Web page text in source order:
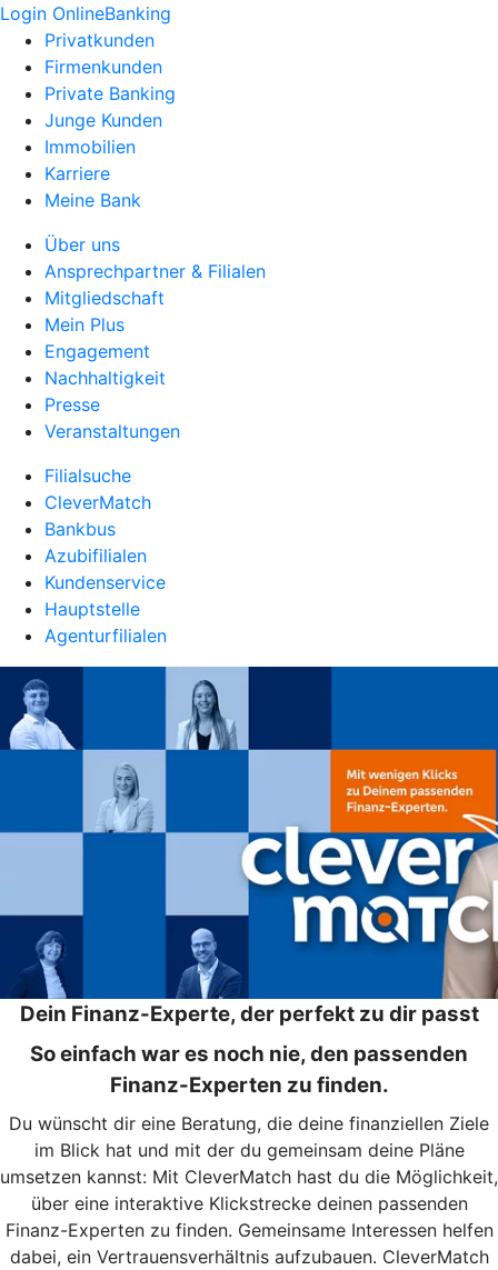
Login OnlineBanking
Privatkunden
Firmenkunden
Private Banking
Junge Kunden
Immobilien
Karriere
Meine Bank
Über uns
Ansprechpartner & Filialen
Mitgliedschaft
Mein Plus
Engagement
Nachhaltigkeit
Presse
Veranstaltungen
Filialsuche
CleverMatch
Bankbus
Azubifilialen
Kundenservice
Hauptstelle
Agenturfilialen
Dein Finanz-Experte, der perfekt zu dir passt
So einfach war es noch nie, den passenden
Finanz-Experten zu finden.
Du wünscht dir eine Beratung, die deine finanziellen Ziele
im Blick hat und mit der du gemeinsam deine Pläne
umsetzen kannst: Mit CleverMatch hast du die Möglichkeit,
über eine interaktive Klickstrecke deinen passenden
Finanz-Experten zu finden. Gemeinsame Interessen helfen
dabei, ein Vertrauensverhältnis aufzubauen. CleverMatch